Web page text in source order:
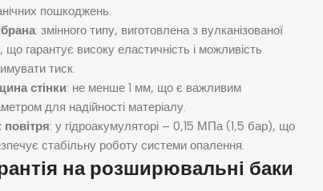
пошкоджень.
: змінного типу, виготовлена з вулканізованої
що гарантує високу еластичність і можливість
тиск.
стінки: не менше 1 мм, що є важливим
для надійності матеріалу.
повітря: у гідроакумуляторі – 0,15 МПа (1,5 бар), що
стабільну роботу системи опалення.
на розширювальні баки